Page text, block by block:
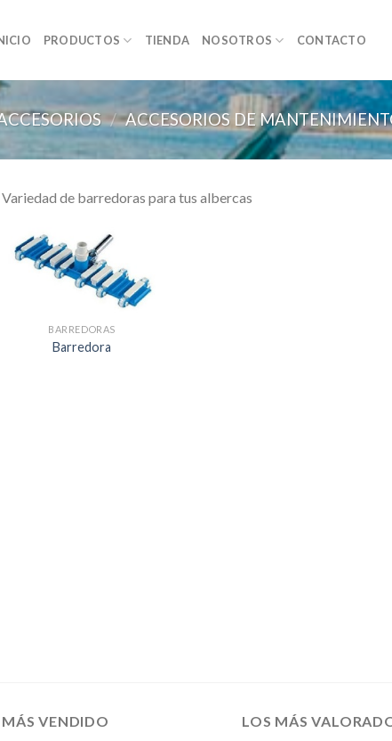
PRODUCTOS TIENDA NOSOTROS CONTACTO
/ ACCESORIOS DE
Variedad de barredoras para tus albercas
BARREDORAS
Barredora
MÁS VENDIDO LOS MÁS